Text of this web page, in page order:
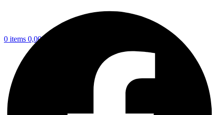
0 items 0,00